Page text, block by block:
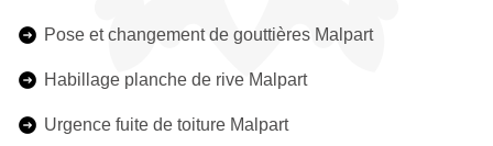
Pose et changement de gouttières Malpart
Habillage planche de rive Malpart
Urgence fuite de toiture Malpart